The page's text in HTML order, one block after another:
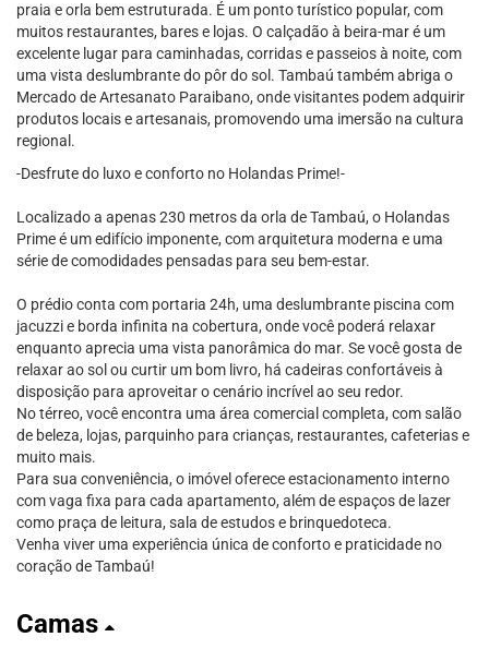
praia e orla bem estruturada. É um ponto turístico popular, com
muitos restaurantes, bares e lojas. O calçadão à beira-mar é um
excelente lugar para caminhadas, corridas e passeios à noite, com
uma vista deslumbrante do pôr do sol. Tambaú também abriga o
Mercado de Artesanato Paraibano, onde visitantes podem adquirir
produtos locais e artesanais, promovendo uma imersão na cultura
regional.
-Desfrute do luxo e conforto no Holandas Prime!-
Localizado a apenas 230 metros da orla de Tambaú, o Holandas
Prime é um edifício imponente, com arquitetura moderna e uma
série de comodidades pensadas para seu bem-estar.
O prédio conta com portaria 24h, uma deslumbrante piscina com
jacuzzi e borda infinita na cobertura, onde você poderá relaxar
enquanto aprecia uma vista panorâmica do mar. Se você gosta de
relaxar ao sol ou curtir um bom livro, há cadeiras confortáveis à
disposição para aproveitar o cenário incrível ao seu redor.
No térreo, você encontra uma área comercial completa, com salão
de beleza, lojas, parquinho para crianças, restaurantes, cafeterias e
muito mais.
Para sua conveniência, o imóvel oferece estacionamento interno
com vaga fixa para cada apartamento, além de espaços de lazer
como praça de leitura, sala de estudos e brinquedoteca.
Venha viver uma experiência única de conforto e praticidade no
coração de Tambaú!
Camas